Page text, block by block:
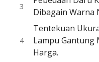
Dibagain Warna
Tentekuan
Lampu Gantung
Harga.